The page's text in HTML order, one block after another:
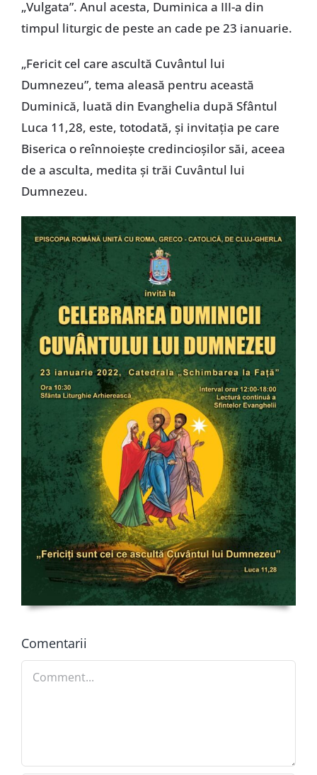
„Vulgata”. Anul acesta, Duminica a III-a din
timpul liturgic de peste an cade pe 23 ianuarie.
„Fericit cel care ascultă Cuvântul lui
Dumnezeu”, tema aleasă pentru această
Duminică, luată din Evanghelia după Sfântul
Luca 11,28, este, totodată, și invitația pe care
Biserica o reînnoiește credincioșilor săi, aceea
de a asculta, medita și trăi Cuvântul lui
Dumnezeu.
Comentarii
Comment